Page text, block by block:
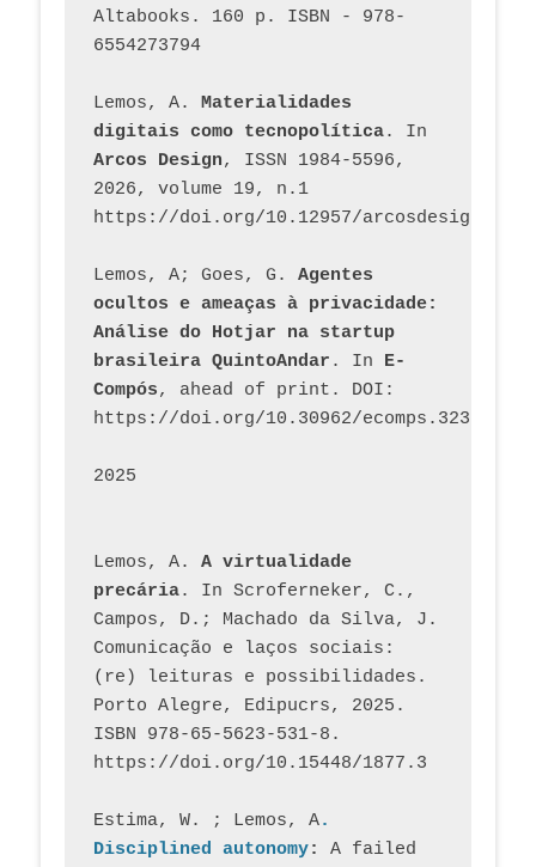
Altabooks. 160 p. ISBN - 978-
6554273794
Lemos, A. Materialidades
digitais como tecnopolítica
Arcos Design, ISSN 1984-5596,
2026, volume 19, n.1
https://doi.org/10.12957/
Lemos, A; Goes, G. Agentes
ocultos e ameaças à privacidade:
Análise do Hotjar na startup
brasileira QuintoAndar . In E-
Compós, ahead of print. DOI:
https://doi.org/10.30962/ecomps.3231
2025
Lemos, A. A virtualidade
precária. In Scroferneker, C.,
Campos, D.; Machado da Silva, J.
Comunicação e laços sociais:
(re) leituras e possibilidades.
Porto Alegre, Edipucrs, 2025.
ISBN 978-65-5623-531-8.
https://doi.org/10.15448/1877.3
Estima, W. ; Lemos, A.
Disciplined autonomy: A failed